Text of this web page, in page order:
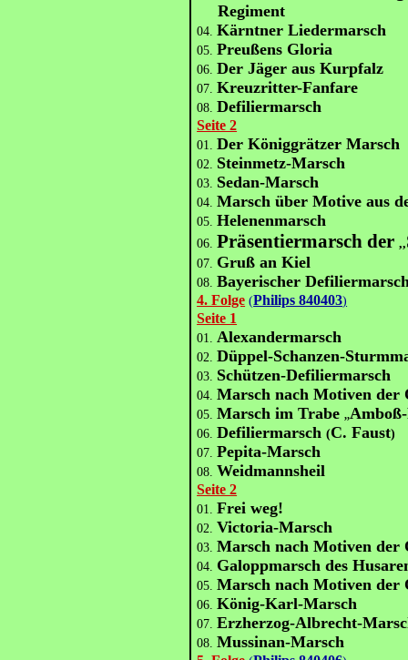
Regiment
04.Kärntner Liedermarsch
05. Preußens Gloria
06.Der Jäger aus Kurpfalz
07.Kreuzritter-Fanfare
08.Defiliermarsch
Seite 2
01.Der Königgrätzer Marsch
02. Steinmetz-Marsch
03. Sedan-Marsch
04.Marsch über Motive aus
05.Helenenmarsch
06.Präsentiermarsch der,,
07. Gruß an Kiel
08.Bayerischer
4. Folge (Philips 840403)
Seite 1
01.Alexandermarsch
02. Düppel-Schanzen-
03. Schützen-Defiliermarsch
04.Marsch nach Motiven der
05.Marsch im Trabe,,
06.Defiliermarsch(C. Faust)
07. Pepita-Marsch
08. Weidmannsheil
Seite 2
01.Frei weg!
02. Victoria-Marsch
03.Marsch nach Motiven der
04. Galoppmarsch des
05.Marsch nach Motiven der
06.König-Karl-Marsch
07.Erzherzog-Albrecht-
08.Mussinan-Marsch